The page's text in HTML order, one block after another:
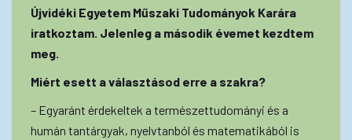
Újvidéki Egyetem Műszaki Tudományok Karára
iratkoztam. Jelenleg a második évemet kezdtem
meg.
Miért esett a választásod erre a szakra?
– Egyaránt érdekeltek a természettudományi és a
humán tantárgyak, nyelvtanból és matematikából is